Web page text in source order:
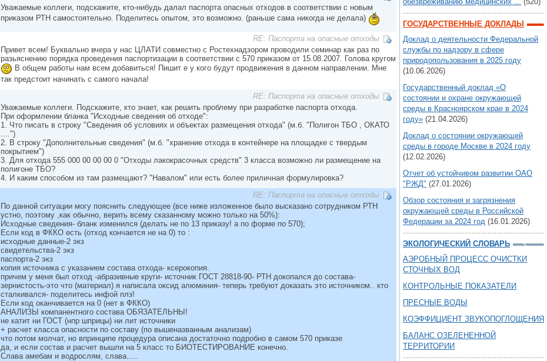
Уважаемые коллеги, подскажите, кто-нибудь далал паспорта опасных отходов в соответствии с новым
приказом РТН самостоятельно. Поделитесь опытом, это возможно. (раньше сама никогда не делала)
RE: Паспорта на опасные отходы
Привет всем! Буквально вчера у нас ЦЛАТИ совместно с Ростехнадзором проводили семинар как раз по
разьяснению порядка проведения паспортизации в соответствии с 570 приказом от 15.08.2007. Голова кругом
В общем работы нам всем добавиться! Пишит е у кого будут продвижения в данном направлении. Мне
так предстоит начинать с самого начала!
RE: Паспорта на опасные отходы
Уважаемые коллеги. Подскажите, кто знает, как решить проблему при разработке паспорта отхода.
При оформлении бланка "Исходные сведения об отходе":
1. Что писать в строку "Сведения об условиях и объектах размещения отхода" (м.б. "Полигон ТБО , ОКАТО
....")
2. В строку "Дополнительные сведения" (м.б. "хранение отхода в контейнере на площадке с твердым
покрытием")
3. Для отхода 555 000 00 00 00 0 "Отходы лакокрасочных средств" 3 класса возможно ли размещение на
полигоне ТБО?
4. И каким способом из там размещают? "Навалом" или есть более приличная формулировка?
RE: Паспорта на опасные отходы
По данной ситуации могу пояснить следующее (все ниже изложенное было высказано сотрудником РТН
устно, поэтому ,как обычно, верить всему сказанному можно только на 50%):
Исходные сведения- бланк изменился (делать не по 13 приказу! а по форме по 570);
Если код в ФККО есть (отход кончается не на 0) то :
исходные данные-2 экз
свидетельства-2 экз
паспорта-2 экз
копия источника с указанием состава отхода- ксерокопия.
причем у меня был отход -абразивные круги- источник ГОСТ 28818-90- РТН докопался до состава-
зернистость-это что (материал) я написала оксид алюминия- теперь требуют доказать это источником.. кто
сталкивался- поделитесь инфой плз!
Если код оканчивается на 0 (нет в ФККО)
АНАЛИЗЫ компанентного состава ОБЯЗАТЕЛЬНЫ!
не катит ни ГОСТ (нпр шприцы) ни лит источники
+ расчет класса опасности по составу (по вышеназванным анализам)
что потом молчат, но впринципе процедура описана достаточно подробно в самом 570 приказе
да, и если состав и расчет вышли на 5 класс то БИОТЕСТИРОВАНИЕ конечно.
Слава амебам и водрослям, слава.....
ГОСУДАРСТВЕННЫЕ ДОКЛАДЫ
Доклад о деятельности Федеральной
службы по надзору в сфере
природопользования в 2025 году
(10.06.2026)
Государственный доклад «О
состоянии и охране окружающей
среды в Красноярском крае в 2024
году» (21.04.2026)
Доклад о состоянии окружающей
среды в городе Москве в 2024 году
(12.02.2026)
Отчет об устойчивом развитии ОАО
"РЖД" (27.01.2026)
Обзор состояния и загрязнения
окружающей среды в Российской
Федерации за 2024 год (16.01.2026)
ЭКОЛОГИЧЕСКИЙ СЛОВАРЬ
АЭРОБНЫЙ ПРОЦЕСС ОЧИСТКИ
СТОЧНЫХ ВОД
КОНТРОЛЬНЫЕ ПОКАЗАТЕЛИ
ПРЕСНЫЕ ВОДЫ
КОЭФФИЦИЕНТ ЗВУКОПОГЛОЩЕНИЯ
БАЛАНС ОЗЕЛЕНЕННОЙ
ТЕРРИТОРИИ